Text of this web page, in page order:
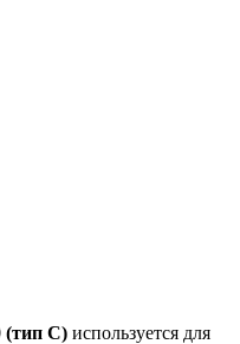
(тип C) используется для